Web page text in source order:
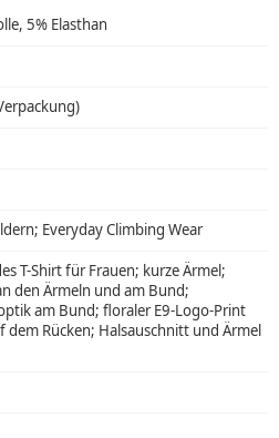
5% Elasthan
Everyday Climbing Wear
T-Shirt für Frauen; kurze Ärmel;
den Ärmeln und am Bund;
am Bund; floraler E9-Logo-Print
dem Rücken; Halsauschnitt und Ärmel